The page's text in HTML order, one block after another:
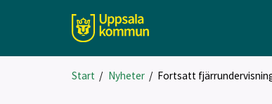
Start / Nyheter/ Fortsatt